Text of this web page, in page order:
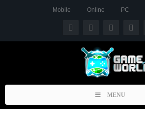
Mobile Online PC
Toggle
navigation
MENU